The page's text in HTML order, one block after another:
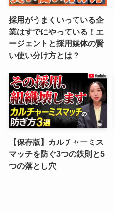
採用がうまくいっている企
業はすでにやっている！エ
ージェントと採用媒体の賢
い使い分け方とは？
【保存版】カルチャーミス
マッチを防ぐ3つの鉄則と5
つの落とし穴